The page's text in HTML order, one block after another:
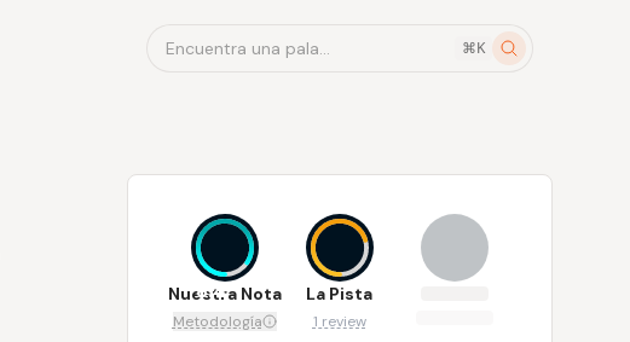
Encuentra una pala... ⌘K
8.4
Nuestra Nota
Metodología
7
La Pista
1 review